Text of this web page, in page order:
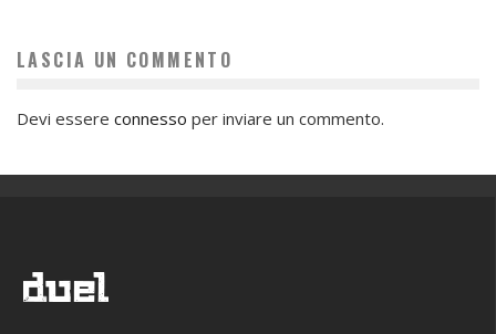
LASCIA UN COMMENTO
Devi essere connesso per inviare un commento.